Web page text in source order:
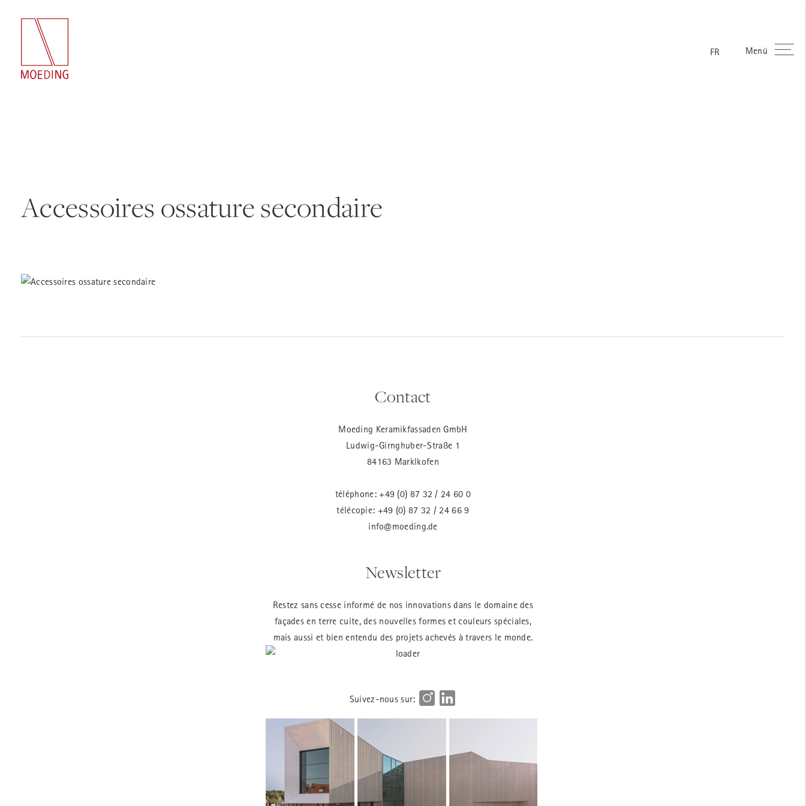
FR Menü
Accessoires ossature secondaire
Contact
Moeding Keramikfassaden GmbH
Ludwig-Girnghuber-Straße 1
84163 Marklkofen
téléphone: +49 (0) 87 32 / 24 60 0
télécopie: +49 (0) 87 32 / 24 66 9
info@moeding.de
Newsletter
Restez sans cesse informé de nos innovations dans le domaine des
façades en terre cuite, des nouvelles formes et couleurs spéciales,
mais aussi et bien entendu des projets achevés à travers le monde.
Suivez-nous sur: